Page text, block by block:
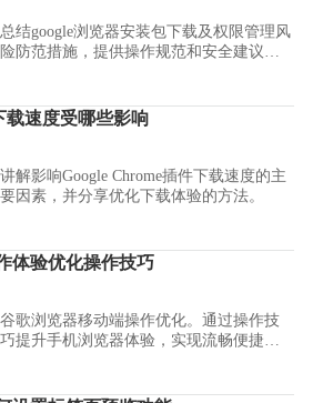
总结google浏览器安装包下载及权限管理风
险防范措施，提供操作规范和安全建议，
载速度受哪些影响
讲解影响Google Chrome插件下载速度的主
要因素，并分享优化下载体验的方法。
体验优化操作技巧
谷歌浏览器移动端操作优化。通过操作技
巧提升手机浏览器体验，实现流畅便捷的